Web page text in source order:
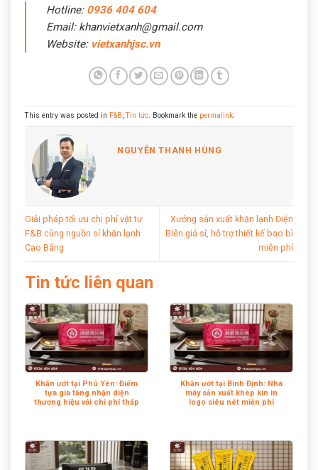
Hotline: 0936 404 604
Email: khanvietxanh@gmail.com
Website: vietxanhjsc.vn
This entry was posted in F&B, Tin tức. Bookmark the permalink.
NGUYỄN THANH HÙNG
Giải pháp tối ưu chi phí vật tư
F&B cùng nguồn sỉ khăn lạnh
Cao Bằng
Xưởng sản xuất khăn lạnh Điện
Biên giá sỉ, hỗ trợ thiết kế bao bì
miễn phí
Tin tức liên quan
Khăn ướt tại Phú Yên: Điểm
tựa gia tăng nhận diện
thương hiệu với chi phí thấp
Khăn ướt tại Bình Định: Nhà
máy sản xuất khép kín in
logo siêu nét miễn phí